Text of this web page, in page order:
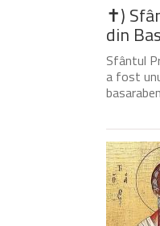
✝)
din
Sfântul
a fost